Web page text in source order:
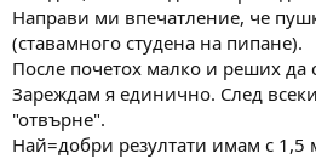
Направи ми впечатление, че
(ставамного студена на пипане).
После почетох малко и реших да
Зареждам я единично. След
"отвърне".
Най=добри резултати имам с 1,5